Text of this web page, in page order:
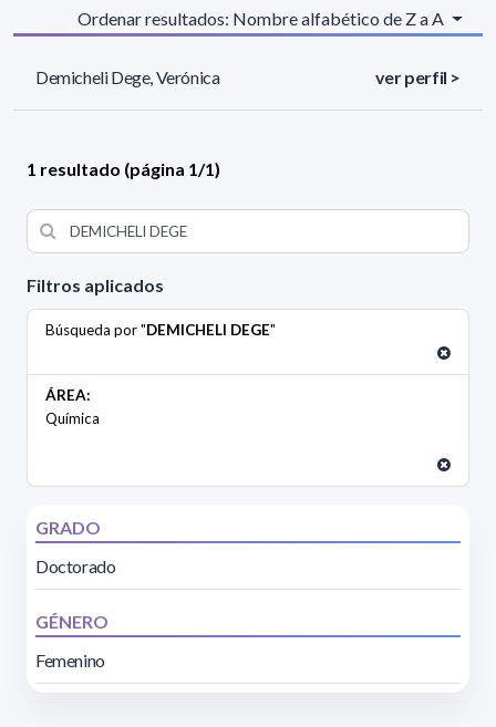
Filtros aplicados
Búsqueda por "DEMICHELI DEGE"
ÁREA:
Química
GRADO
Doctorado
GÉNERO
Femenino
Ordenar resultados: Nombre alfabético de Z a A
Demicheli Dege, Verónica ver perfil >
1 resultado (página 1/1)